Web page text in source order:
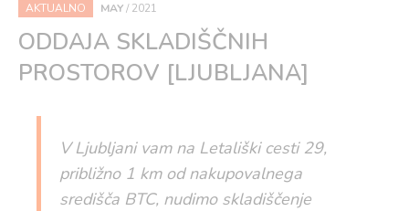
AKTUALNO MAY/2021
ODDAJA SKLADIŠČNIH
PROSTOROV [LJUBLJANA]
V Ljubljani vam na Letališki cesti 29,
približno 1 km od nakupovalnega
središča BTC, nudimo skladiščenje